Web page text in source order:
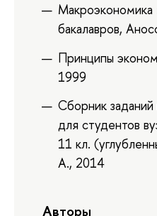
Макроэкономика
бакалавров,
Принципы
1999
Сборник
для студентов
11 кл.
А., 2014
Авторы